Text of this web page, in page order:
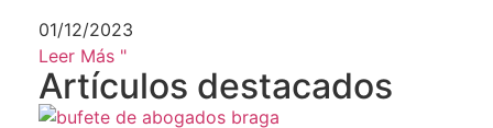
01/12/2023
Leer Más "
Artículos destacados